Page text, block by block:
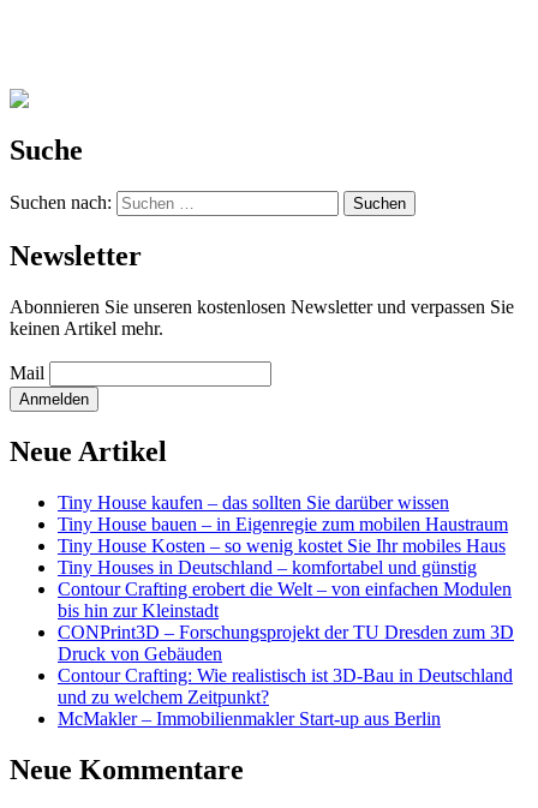
Suche
Suchen nach:
Newsletter
Abonnieren Sie unseren kostenlosen Newsletter und verpassen Sie
keinen Artikel mehr.
Mail
Neue Artikel
Tiny House kaufen – das sollten Sie darüber wissen
Tiny House bauen – in Eigenregie zum mobilen Haustraum
Tiny House Kosten – so wenig kostet Sie Ihr mobiles Haus
Tiny Houses in Deutschland – komfortabel und günstig
Contour Crafting erobert die Welt – von einfachen Modulen
bis hin zur Kleinstadt
CONPrint3D – Forschungsprojekt der TU Dresden zum 3D
Druck von Gebäuden
Contour Crafting: Wie realistisch ist 3D-Bau in Deutschland
und zu welchem Zeitpunkt?
McMakler – Immobilienmakler Start-up aus Berlin
Neue Kommentare